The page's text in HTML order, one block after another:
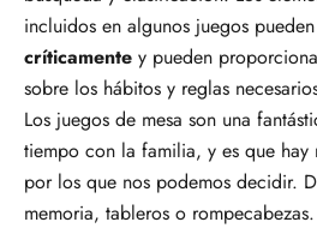
incluidos en algunos juegos pueden
críticamente y pueden
sobre los hábitos y reglas
Los juegos de mesa son una
tiempo con la familia, y es que hay
por los que nos podemos decidir.
memoria, tableros o rompecabezas.